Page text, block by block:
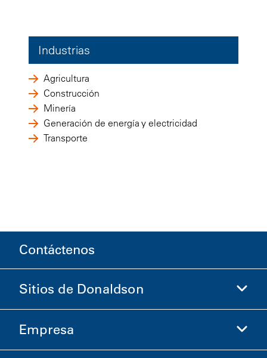
Industrias
Agricultura
Construcción
Minería
Generación de energía y electricidad
Transporte
Contáctenos
Sitios de Donaldson
Donaldson Life Sciences
Empresa